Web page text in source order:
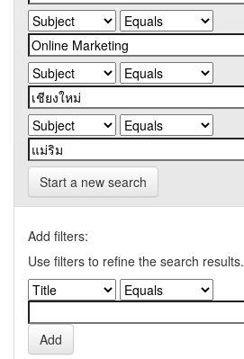
Start a new search
Add filters:
Use filters to refine the search results.